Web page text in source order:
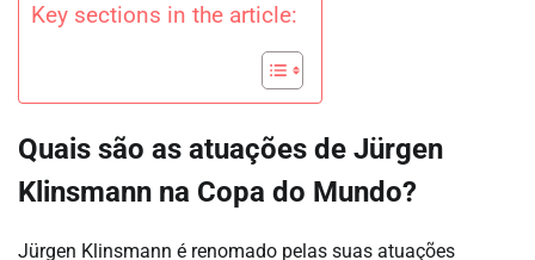
Key sections in the article:
Quais são as atuações de Jürgen
Klinsmann na Copa do Mundo?
Jürgen Klinsmann é renomado pelas suas atuações